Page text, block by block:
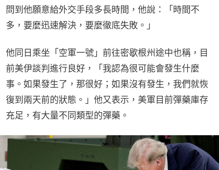
問到他願意給外交手段多長時間，他說：「時間不
多，要麼迅速解決，要麼徹底失敗。」
他同日乘坐「空軍一號」前往密歇根州途中也稱，目
前美伊談判進行良好，「我認為很可能會發生什麼
事。如果發生了，那很好；如果沒有發生，我們就恢
復到兩天前的狀態。」他又表示，美軍目前彈藥庫存
充足，有大量不同類型的彈藥。